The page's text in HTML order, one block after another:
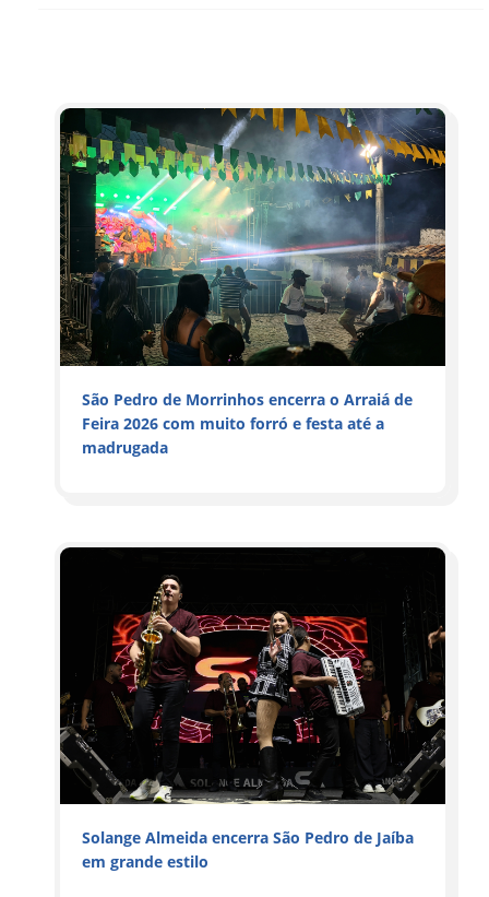
São Pedro de Morrinhos encerra o Arraiá de
Feira 2026 com muito forró e festa até a
madrugada
Solange Almeida encerra São Pedro de Jaíba
em grande estilo